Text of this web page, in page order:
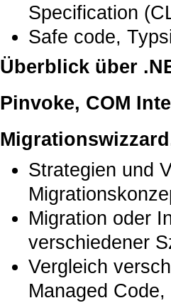
Specification
Safe code,
Überblick über
Pinvoke, COM
Strategien und
Migration oder
verschiedener
Vergleich
Managed